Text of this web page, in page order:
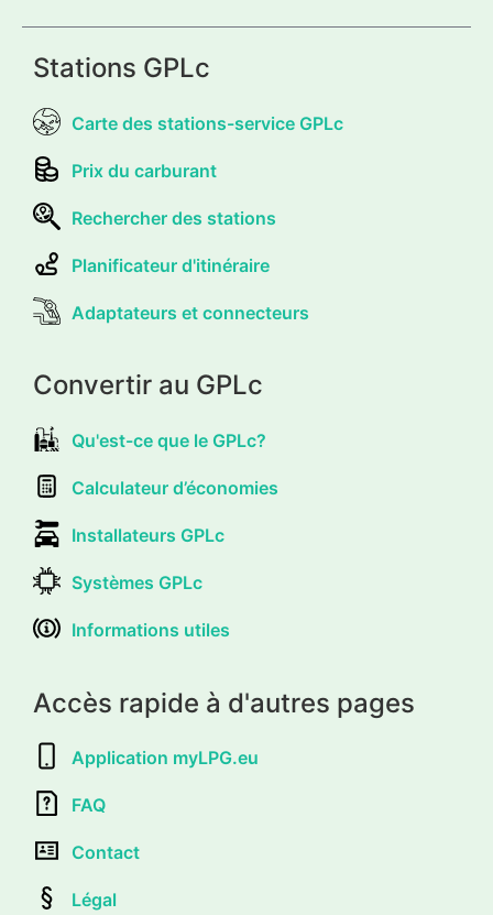
Stations GPLc
Carte des stations-service GPLc
Prix du carburant
Rechercher des stations
Planificateur d'itinéraire
Adaptateurs et connecteurs
Convertir au GPLc
Qu'est-ce que le GPLc?
Calculateur d’économies
Installateurs GPLc
Systèmes GPLc
Informations utiles
Accès rapide à d'autres pages
Application myLPG.eu
FAQ
Contact
Légal